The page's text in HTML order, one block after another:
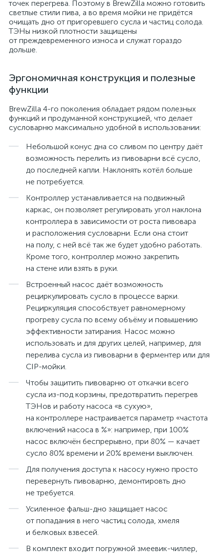
точек перегрева. Поэтому в BrewZilla можно готовить
светлые стили пива, а во время мойки не придётся
очищать дно от пригоревшего сусла и частиц солода.
ТЭНы низкой плотности защищены
от преждевременного износа и служат гораздо
дольше.
Эргономичная конструкция и полезные
функции
BrewZilla 4-го поколения обладает рядом полезных
функций и продуманной конструкцией, что делает
сусловарню максимально удобной в использовании:
Небольшой конус дна со сливом по центру даёт
возможность перелить из пивоварни всё сусло,
до последней капли. Наклонять котёл больше
не потребуется.
Контроллер устанавливается на подвижный
каркас, он позволяет регулировать угол наклона
контроллера в зависимости от роста пивовара
и расположения сусловарни. Если она стоит
на полу, с ней всё так же будет удобно работать.
Кроме того, контроллер можно закрепить
на стене или взять в руки.
Встроенный насос даёт возможность
рециркулировать сусло в процессе варки.
Рециркуляция способствует равномерному
прогреву сусла по всему объёму и повышению
эффективности затирания. Насос можно
использовать и для других целей, например, для
перелива сусла из пивоварни в ферментер или для
CIP-мойки.
Чтобы защитить пивоварню от откачки всего
сусла из-под корзины, предотвратить перегрев
ТЭНов и работу насоса «в сухую»,
на контроллере настраивается параметр «частота
включений насоса в %»: например, при 100%
насос включён беспрерывно, при 80% — качает
сусло 80% времени и 20% времени выключен.
Для получения доступа к насосу нужно просто
перевернуть пивоварню, демонтировть дно
не требуется.
Усиленное фальш-дно защищает насос
от попадания в него частиц солода, хмеля
и белковых взвесей.
В комплект входит погружной змеевик-чиллер,